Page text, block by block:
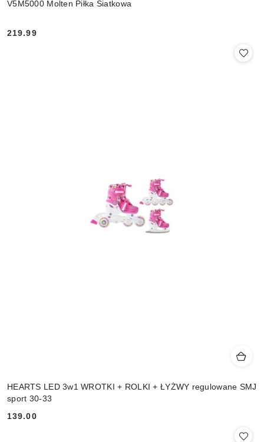
V5M5000 Molten Piłka Siatkowa
Cena:
219.99
HEARTS LED 3w1 WROTKI + ROLKI + ŁYŻWY regulowane SMJ
sport 30-33
Cena:
139.00